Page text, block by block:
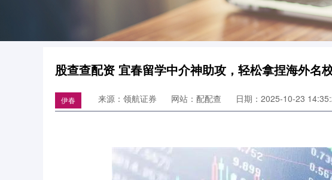
股查查配资 宜春留学中介神助攻，轻松拿捏海外名
伊春 来源：领航证券 网站：配配查 日期：2025-10-23